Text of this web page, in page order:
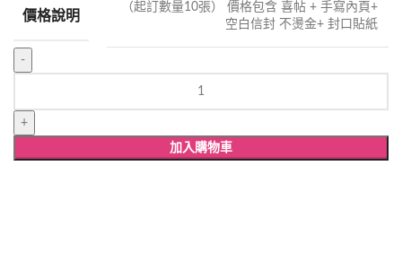
價格說明
（起訂數量10張） 價格包含 喜帖 + 手寫內頁+
空白信封 不燙金+ 封口貼紙
婚
卡-
S008(10
加入購物車